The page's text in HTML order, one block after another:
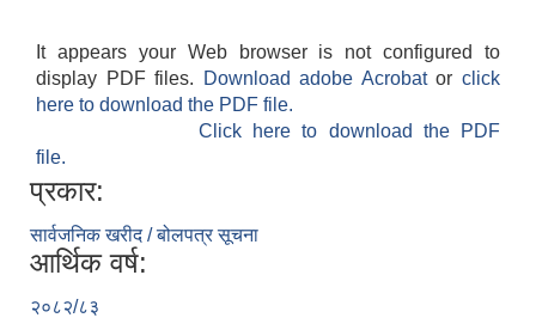
It appears your Web browser is not configured to
display PDF files.
Download adobe Acrobatorclick
here to download the PDF file.
Click here to download the PDF
file.
प्रकार:
सार्वजनिक खरीद / बोलपत्र सूचना
आर्थिक वर्ष:
२०८२/८३